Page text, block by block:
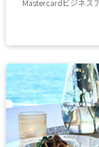
Mastercardビジネス